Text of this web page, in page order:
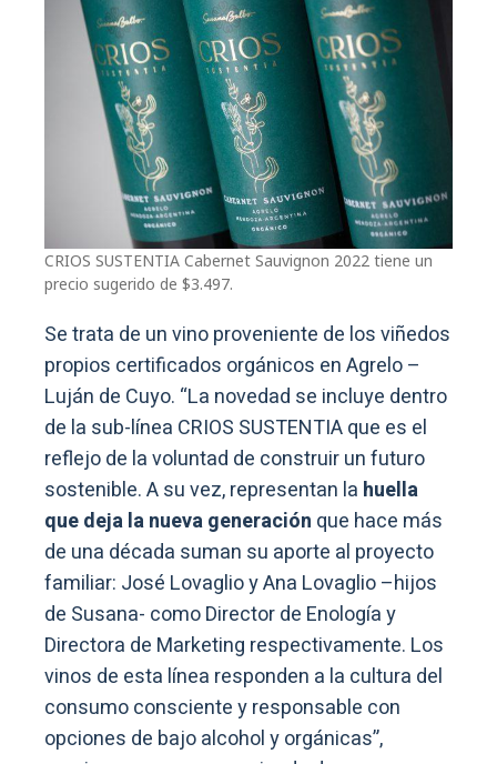
CRIOS SUSTENTIA Cabernet Sauvignon 2022 tiene un
precio sugerido de $3.497.
Se trata de un vino proveniente de los viñedos
propios certificados orgánicos en Agrelo –
Luján de Cuyo. “La novedad se incluye dentro
de la sub-línea CRIOS SUSTENTIA que es el
reflejo de la voluntad de construir un futuro
sostenible. A su vez, representan la huella
que deja la nueva generación que hace más
de una década suman su aporte al proyecto
familiar: José Lovaglio y Ana Lovaglio –hijos
de Susana- como Director de Enología y
Directora de Marketing respectivamente. Los
vinos de esta línea responden a la cultura del
consumo consciente y responsable con
opciones de bajo alcohol y orgánicas”,